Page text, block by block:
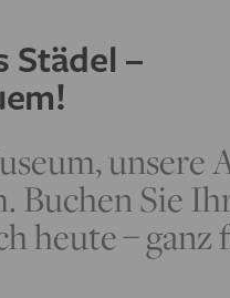
Städel –
unsere
Buchen Sie
heute –